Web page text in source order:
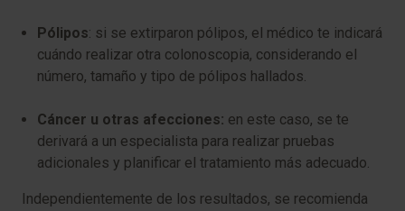
Pólipos: si se extirparon pólipos, el médico te indicará
cuándo realizar otra colonoscopia, considerando el
número, tamaño y tipo de pólipos hallados.
Cáncer u otras afecciones: en este caso, se te
derivará a un especialista para realizar pruebas
adicionales y planificar el tratamiento más adecuado.
Independientemente de los resultados, se recomienda